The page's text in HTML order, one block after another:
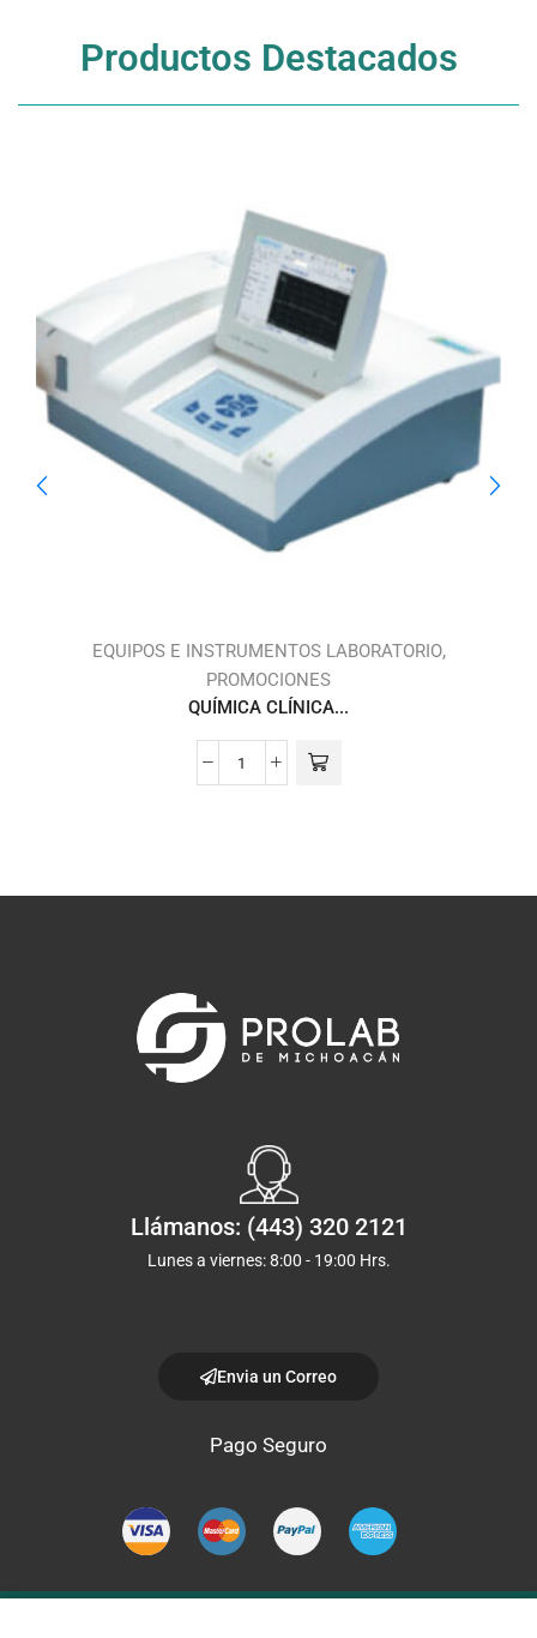
Productos Destacados
EQUIPOS E INSTRUMENTOS LABORATORIO,
PROMOCIONES
QUÍMICA CLÍNICA...
Llámanos: (443) 320 2121
Lunes a viernes: 8:00 - 19:00 Hrs.
Envia un Correo
Pago Seguro